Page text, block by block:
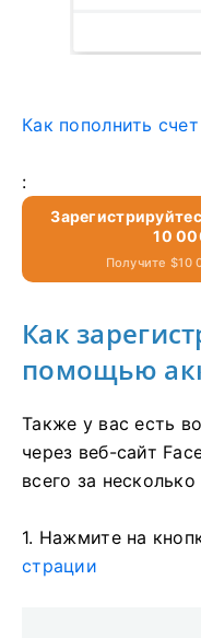
Как пополнить
:
10
Получите $10
Как
помощью
Также у вас есть
через веб-сайт
всего за
1. Нажмите на
страции